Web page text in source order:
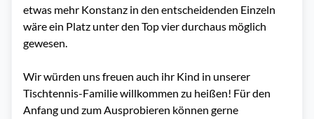
etwas mehr Konstanz in den entscheidenden Einzeln
wäre ein Platz unter den Top vier durchaus möglich
gewesen.
Wir würden uns freuen auch ihr Kind in unserer
Tischtennis-Familie willkommen zu heißen! Für den
Anfang und zum Ausprobieren können gerne